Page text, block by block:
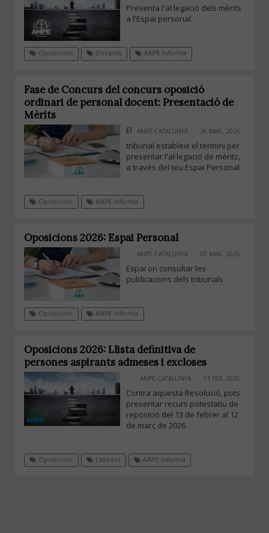
Presenta l'al·legació dels mèrits
a l'Espai personal.
Oposicions Docents ANPE Informa
Fase de Concurs del concurs oposició
ordinari de personal docent: Presentació de
Mèrits
ANPE-CATALUNYA 26 MAR, 2026
El
tribunal estableix el termini per
presentar l'al·legació de mèrits,
a través del teu Espai Personal
Oposicions ANPE Informa
Oposicions 2026: Espai Personal
ANPE-CATALUNYA 05 MAR, 2026
Espai on consultar les
publicacions dels tribunals
Oposicions ANPE Informa
Oposicions 2026: Llista definitiva de
persones aspirants admeses i excloses
ANPE-CATALUNYA 13 FEB, 2026
Contra aquesta Resolució, pots
presentar recurs potestatiu de
reposició del 13 de febrer al 12
de març de 2026
Oposicions Listados ANPE Informa